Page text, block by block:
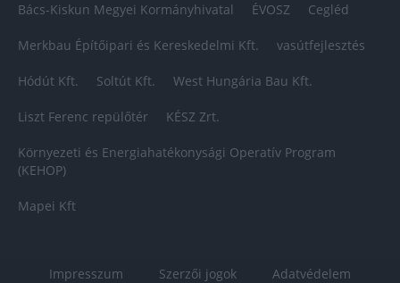
Bács-Kiskun Megyei Kormányhivatal ÉVOSZ Cegléd
Merkbau Építőipari és Kereskedelmi Kft. vasútfejlesztés
Hódút Kft. Soltút Kft. West Hungária Bau Kft.
Liszt Ferenc repülőtér KÉSZ Zrt.
Környezeti és Energiahatékonysági Operatív Program
(KEHOP)
Mapei Kft
Impresszum Szerzői jogok Adatvédelem